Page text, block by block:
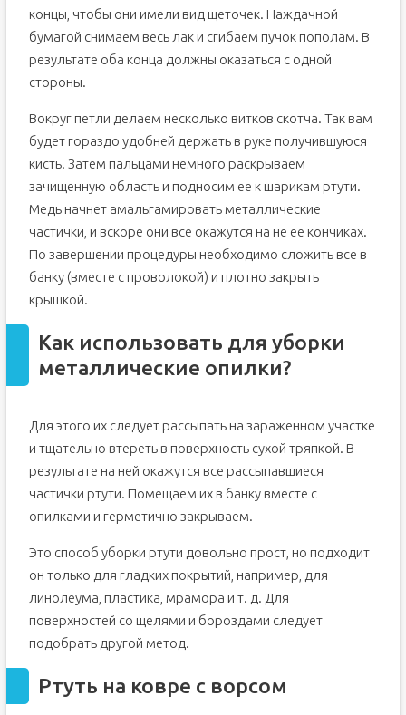
концы, чтобы они имели вид щеточек. Наждачной
бумагой снимаем весь лак и сгибаем пучок пополам. В
результате оба конца должны оказаться с одной
стороны.
Вокруг петли делаем несколько витков скотча. Так вам
будет гораздо удобней держать в руке получившуюся
кисть. Затем пальцами немного раскрываем
зачищенную область и подносим ее к шарикам ртути.
Медь начнет амальгамировать металлические
частички, и вскоре они все окажутся на не ее кончиках.
По завершении процедуры необходимо сложить все в
банку (вместе с проволокой) и плотно закрыть
крышкой.
Как использовать для уборки
металлические опилки?
Для этого их следует рассыпать на зараженном участке
и тщательно втереть в поверхность сухой тряпкой. В
результате на ней окажутся все рассыпавшиеся
частички ртути. Помещаем их в банку вместе с
опилками и герметично закрываем.
Это способ уборки ртути довольно прост, но подходит
он только для гладких покрытий, например, для
линолеума, пластика, мрамора и т. д. Для
поверхностей со щелями и бороздами следует
подобрать другой метод.
Ртуть на ковре с ворсом